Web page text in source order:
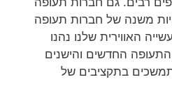
משנה של חברות תעופה
האווירית שלנו נהנו
החדשים והישנים
בתקציבים של